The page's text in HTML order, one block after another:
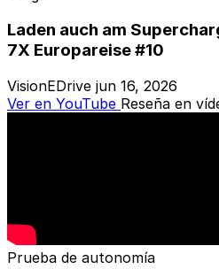
Laden auch am
7X Europareise #10
VisionEDrive jun 16, 2026
Ver en YouTube Reseña en
Prueba de autonomía